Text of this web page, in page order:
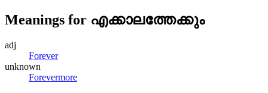
Meanings for എക്കാലത്തേക്കും
adj
Forever
unknown
Forevermore